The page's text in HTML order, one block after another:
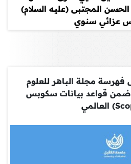
الحسن المجتبى (عليه السلام)
عزائي سنوي
فهرسة مجلة الباهر للعلوم
ضمن قواعد بيانات سكوبس